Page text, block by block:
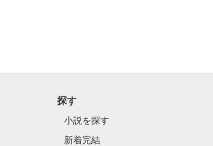
探す
小説を探す
新着完結